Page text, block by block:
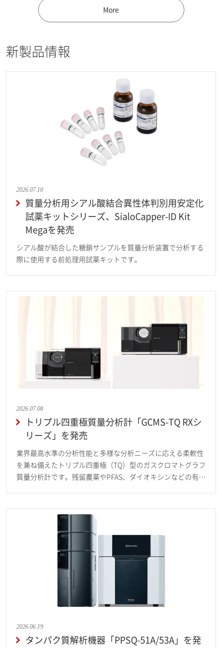
More
新製品情報
2026.07.10
質量分析用シアル酸結合異性体判別用安定化
試薬キットシリーズ、SialoCapper-ID Kit
Megaを発売
シアル酸が結合した糖鎖サンプルを質量分析装置で分析する
際に使用する前処理用試薬キットです。
2026.07.08
トリプル四重極質量分析計「GCMS-TQ RXシ
リーズ」を発売
業界最高水準の分析性能と多様な分析ニーズに応える柔軟性
を兼ね備えたトリプル四重極（TQ）型のガスクロマトグラフ
質量分析計です。残留農薬やPFAS、ダイオキシンなどの有害
るとともにラボ全体の生産性向上に貢献します。
2026.06.19
タンパク質解析機器「PPSQ-51A/53A」を発